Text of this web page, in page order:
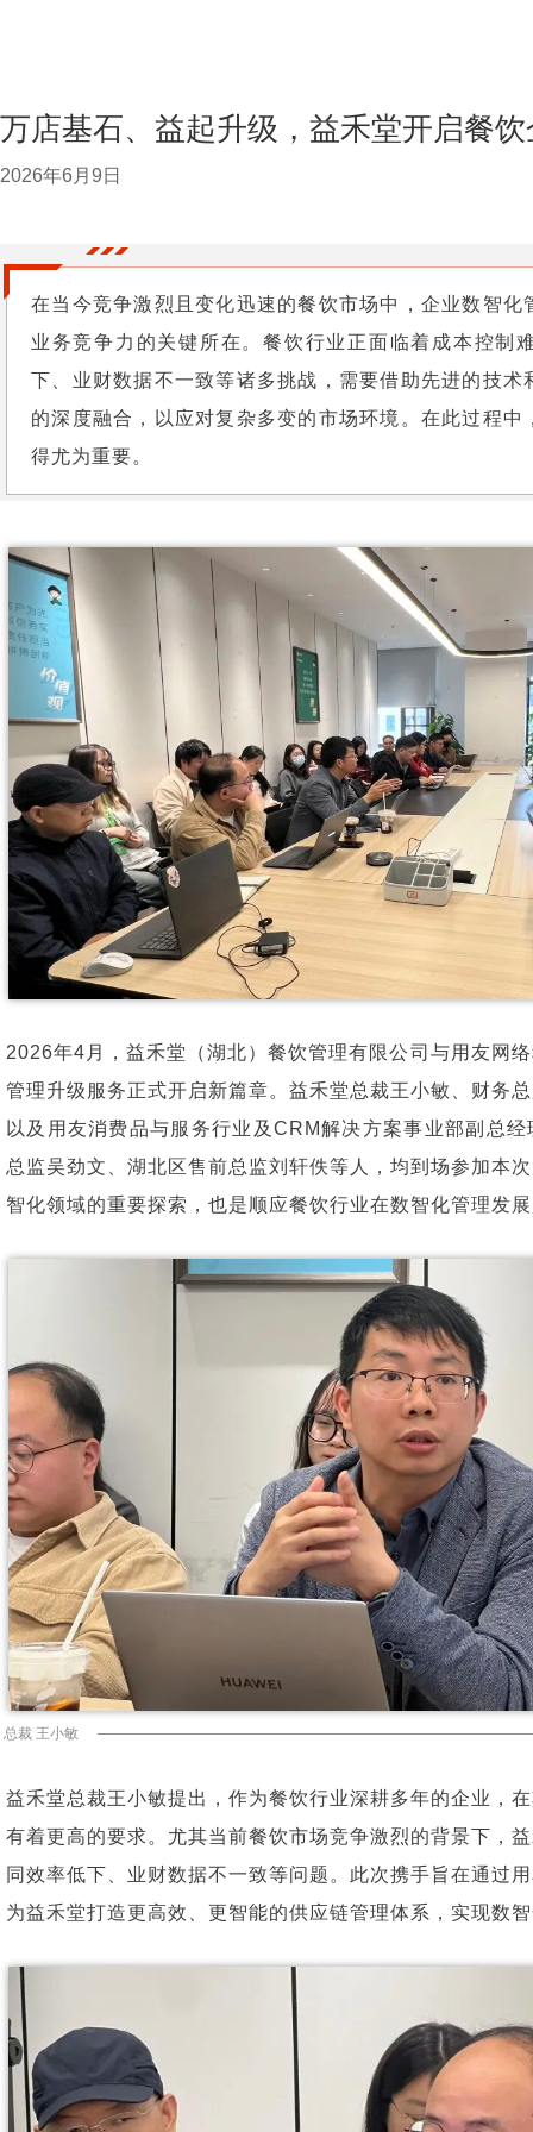
万店基石、益起升级，益禾堂开启餐
2026年6月9日
在当今竞争激烈且变化迅速的餐饮市场中，企业数智化
业务竞争力的关键所在。餐饮行业正面临着成本控制
下、业财数据不一致等诸多挑战，需要借助先进的技术
的深度融合，以应对复杂多变的市场环境。在此过程
得尤为重要。
2026年4月，益禾堂（湖北）餐饮管理有限公司与用友网
管理升级服务正式开启新篇章。益禾堂总裁王小敏、财务
以及用友消费品与服务行业及CRM解决方案事业部副总
总监吴劲文、湖北区售前总监刘轩佚等人，均到场参加本
智化领域的重要探索，也是顺应餐饮行业在数智化管理发
总裁 王小敏
益禾堂总裁王小敏提出，作为餐饮行业深耕多年的企业，
有着更高的要求。尤其当前餐饮市场竞争激烈的背景下，
同效率低下、业财数据不一致等问题。此次携手旨在通过
为益禾堂打造更高效、更智能的供应链管理体系，实现数